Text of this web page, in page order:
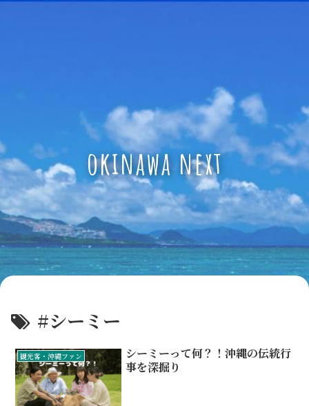
okinawa next
#シーミー
観光客・沖縄ファン
シーミーって何？！沖縄の伝統行
事を深掘り